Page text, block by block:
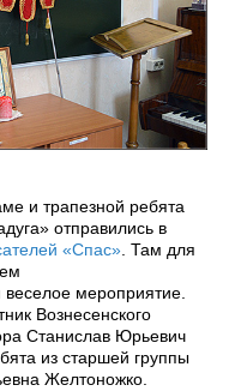
и трапезной ребята
отправились в
«Спас». Там для
веселое мероприятие.
Вознесенского
Станислав Юрьевич
из старшей группы
Желтоножко.